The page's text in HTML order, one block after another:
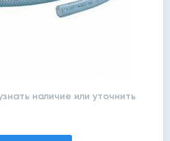
наличие или уточнить